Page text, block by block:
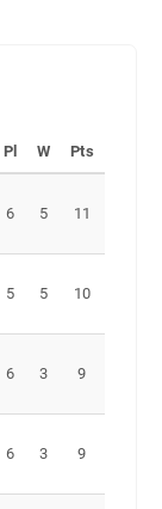
Pl W Pts
6 5 11
5 5 10
6 3 9
6 3 9